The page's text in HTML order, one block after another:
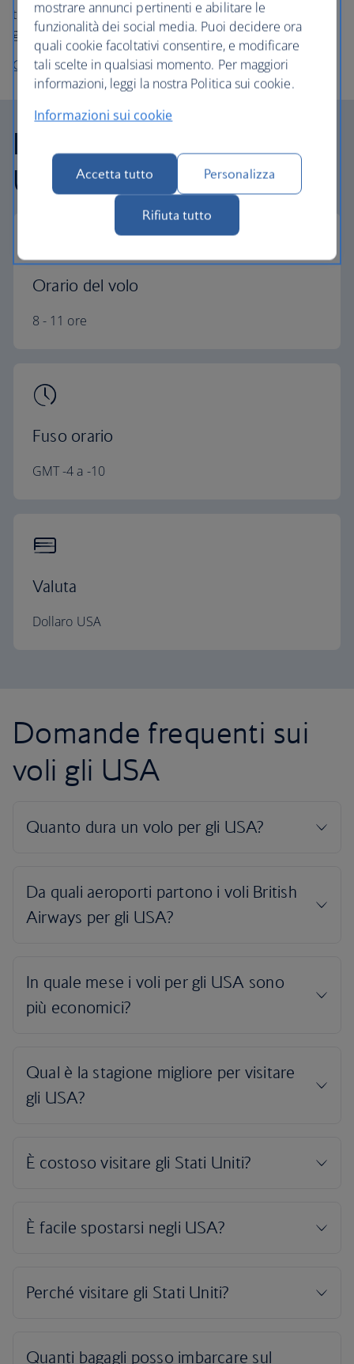
tua vacanza negli USA con British Airways, viaggi
godendoti sempre il massimo comfort.
Organizza il viaggio negli USA
Informazioni sugli Stati
Uniti
Orario del volo
8 - 11 ore
Fuso orario
GMT -4 a -10
Valuta
Dollaro USA
Domande frequenti sui
voli gli USA
mostrare annunci pertinenti e abilitare le
funzionalità dei social media. Puoi decidere ora
quali cookie facoltativi consentire, e modificare
tali scelte in qualsiasi momento. Per maggiori
informazioni, leggi la nostra Politica sui cookie.
Informazioni sui cookie
Accetta tutto Personalizza
Rifiuta tutto